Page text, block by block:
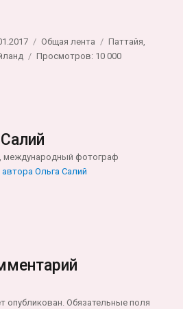
Рубрики
Общая лента Метки
Паттайя,
Просмотров: 10 000
международный фотограф
Ольга Салий
опубликован. Обязательные поля